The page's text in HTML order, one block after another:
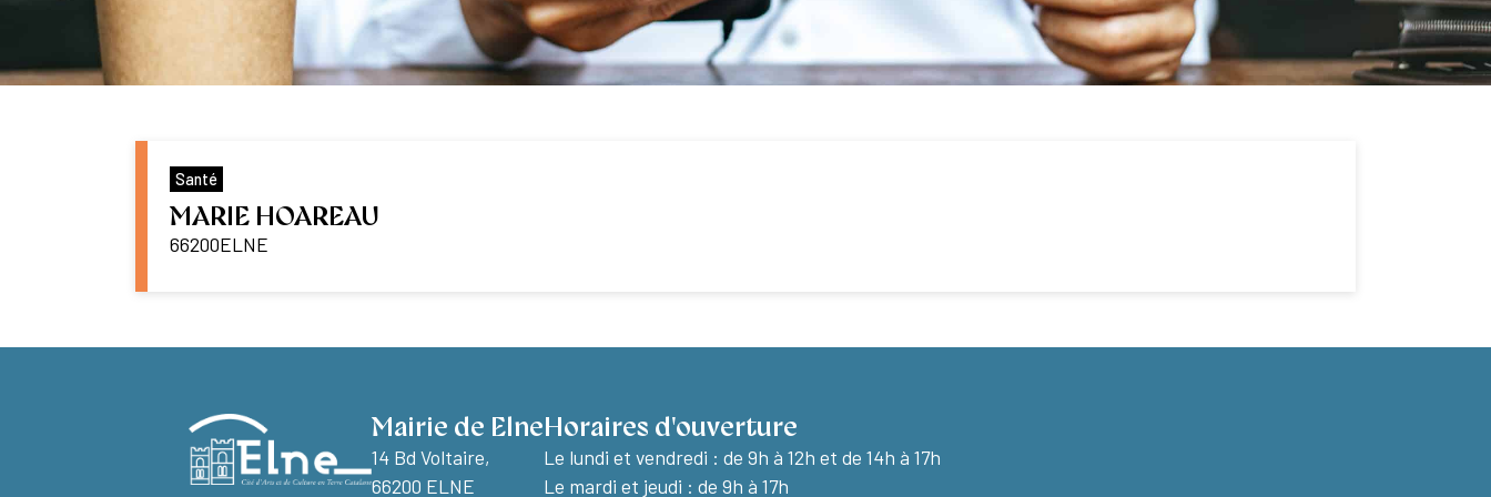
Santé
MARIE HOAREAU
66200ELNE
Mairie de Elne
14 Bd Voltaire,
66200 ELNE
Horaires d'ouverture
Le lundi et vendredi : de 9h à 12h et de 14h à 17h
Le mardi et jeudi : de 9h à 17h